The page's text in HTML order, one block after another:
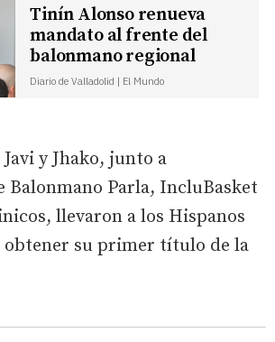
Tinín Alonso renueva
mandato al frente del
balonmano regional
Diario de Valladolid | El Mundo
y Jhako, junto a
Balonmano Parla, IncluBasket
llevaron a los Hispanos
obtener su primer título de la